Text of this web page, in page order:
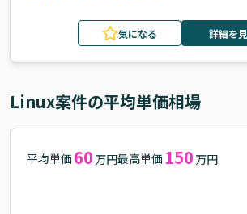
気になる 詳細を
Linux案件の平均単価相場
平均単価 60 万円最高単価 150 万円